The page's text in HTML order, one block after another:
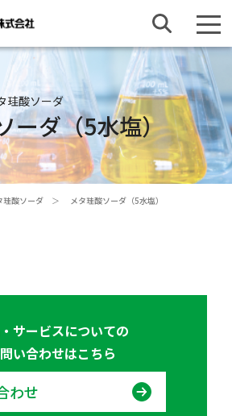
珪酸ソーダ
ーダ（5水塩）
珪酸ソーダ メタ珪酸ソーダ（5水塩）
サービスについての
い合わせはこちら
わせ